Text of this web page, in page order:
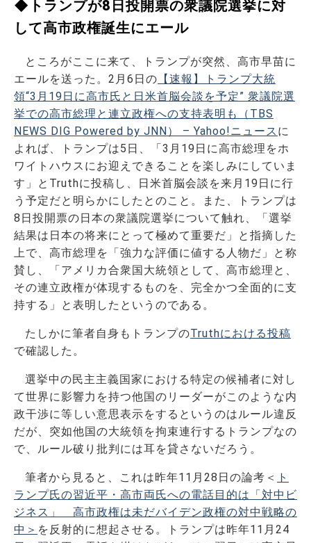
◆トランプが8日投開票の衆議院選挙に対
して高市政権誕生にエール
ところがここに来て、トランプが突然、高市早苗に
エールを送った。2月6日の 【速報】トランプ大統
領“3月19日に高市氏と日米首脳会談を予定” 衆議院選
挙での高市総理と連立政権への支持表明も（TBS
NEWS DIG Powered by JNN） – Yahoo!ニュース に
よれば、トランプは5日、「3月19日に高市総理をホ
ワイトハウスにお迎えできることを楽しみにしていま
す」とTruthに投稿し、日米首脳会談を来月19日に行
う予定だと明らかにしたとのこと。また、トランプは
8日投開票の日本の衆議院選挙について触れ、「選挙
結果は日本の将来にとって極めて重要だ」と指摘した
上で、高市総理を「強力な評価に値する人物だ」と称
賛し、「アメリカ合衆国大統領として、高市総理と、
その連立政権が体現するものを、完全かつ全面的に支
持する」と表明したというのである。
たしかに筆者自身もトランプのTruthにおける投稿
で確認した。
選挙中の民主主義国家における特定の候補者に対し
て世界に影響力を持つ他国のリーダーがこのような内
政干渉に等しい意思表示をするというのはルール違反
だが、突如他国の大統領を拘束連行するトランプなの
で、ルール破り批判には耳を貸さないだろう。
筆者から見ると、これは昨年11月28日の論考＜ ト
ランプ氏の習近平・高市両氏への電話目的は「対中ビ
ジネス」 高市政権は未だバイデン政権の対中戦略の
中＞ を反射的に想起させる。トランプは昨年11月24